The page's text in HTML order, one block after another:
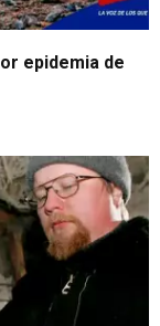
epidemia de